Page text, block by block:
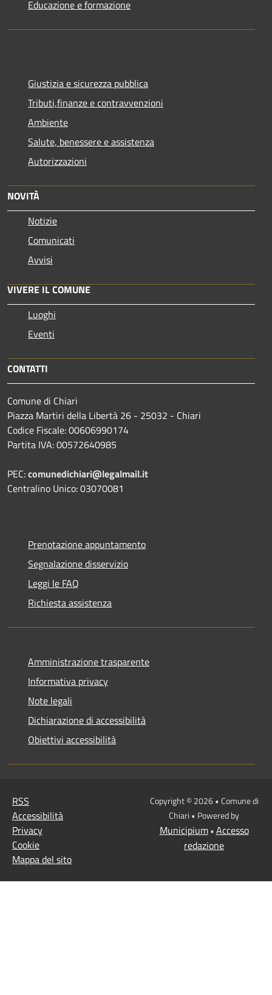
Educazione e formazione
Giustizia e sicurezza pubblica
Tributi,finanze e contravvenzioni
Ambiente
Salute, benessere e assistenza
Autorizzazioni
NOVITÀ
Notizie
Comunicati
Avvisi
VIVERE IL COMUNE
Luoghi
Eventi
CONTATTI
Comune di Chiari
Piazza Martiri della Libertà 26 - 25032 - Chiari
Codice Fiscale: 00606990174
Partita IVA: 00572640985
PEC:comunedichiari@legalmail.it
Centralino Unico: 03070081
Prenotazione appuntamento
Segnalazione disservizio
Leggi le FAQ
Richiesta assistenza
Amministrazione trasparente
Informativa privacy
Note legali
Dichiarazione di accessibilità
Obiettivi accessibilità
RSS
Accessibilità
Privacy
Cookie
Mappa del sito
Copyright © 2026 • Comune di
Chiari • Powered by
Municipium• Accesso
redazione